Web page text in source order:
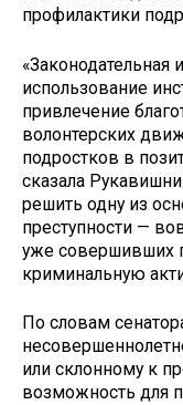
профилактики
«Законодательная
использование
привлечение
волонтерских
подростков в
сказала
решить одну из
преступности —
уже совершивших
криминальную
По словам
или склонному к
возможность для